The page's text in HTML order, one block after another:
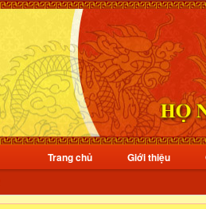
Trang chủ Giới thiệu